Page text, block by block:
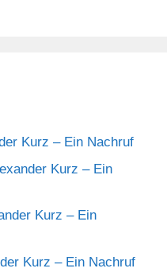
Kurz – Ein Nachruf
Kurz – Ein
Kurz – Ein
Kurz – Ein Nachruf